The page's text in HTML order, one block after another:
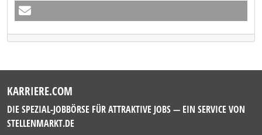
KARRIERE.COM
DIE SPEZIAL-JOBBÖRSE FÜR ATTRAKTIVE JOBS — EIN SERVICE VON
STELLENMARKT.DE